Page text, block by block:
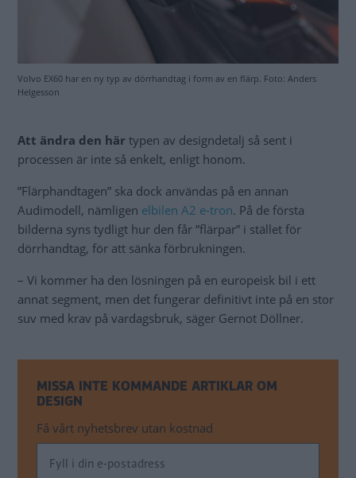
Volvo EX60 har en ny typ av dörrhandtag i form av en flärp. Foto: Anders
Helgesson
Att ändra den här typen av designdetalj så sent i
processen är inte så enkelt, enligt honom.
”Flärphandtagen” ska dock användas på en annan
Audimodell, nämligen elbilen A2 e-tron. På de första
bilderna syns tydligt hur den får ”flärpar” i stället för
dörrhandtag, för att sänka förbrukningen.
– Vi kommer ha den lösningen på en europeisk bil i ett
annat segment, men det fungerar definitivt inte på en stor
suv med krav på vardagsbruk, säger Gernot Döllner.
MISSA INTE KOMMANDE ARTIKLAR OM
DESIGN
Få vårt nyhetsbrev utan kostnad